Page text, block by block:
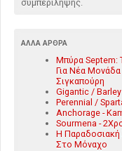
συμπερίληψης.
ΆΛΛΑ ΆΡΘΡΑ
Μπύρα Septem:
Για Νέα Μονάδα
Σιγκαπούρη
Gigantic /
Perennial /
Anchorage -
Sourmena -
Η Παραδοσιακή
Στο Μόναχο